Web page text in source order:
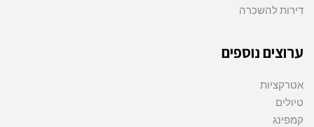
דירות להשכרה
ערוצים נוספים
אטרקציות
טיולים
קמפינג